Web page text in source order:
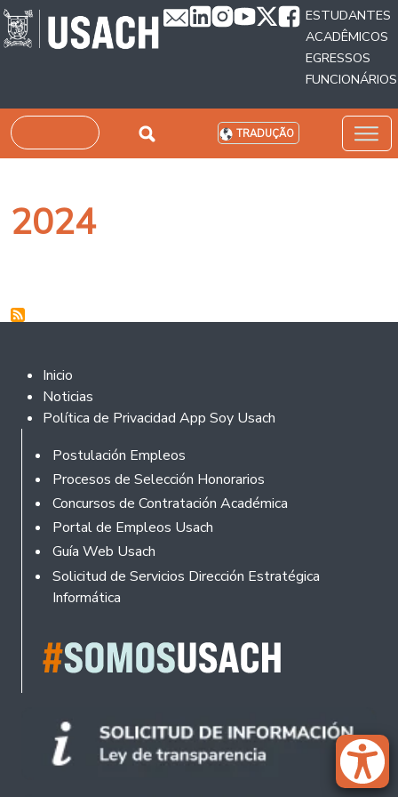
Passar para o conteúdo principal
ESTUDANTES
ACADÊMICOS
EGRESSOS
FUNCIONÁRIOS
Pesquisar TRADUÇÃO
2024
Footer 2
Inicio
Noticias
Política de Privacidad App Soy Usach
Rodapé
Postulación Empleos
Procesos de Selección Honorarios
Concursos de Contratación Académica
Portal de Empleos Usach
Guía Web Usach
Solicitud de Servicios Dirección Estratégica
Informática